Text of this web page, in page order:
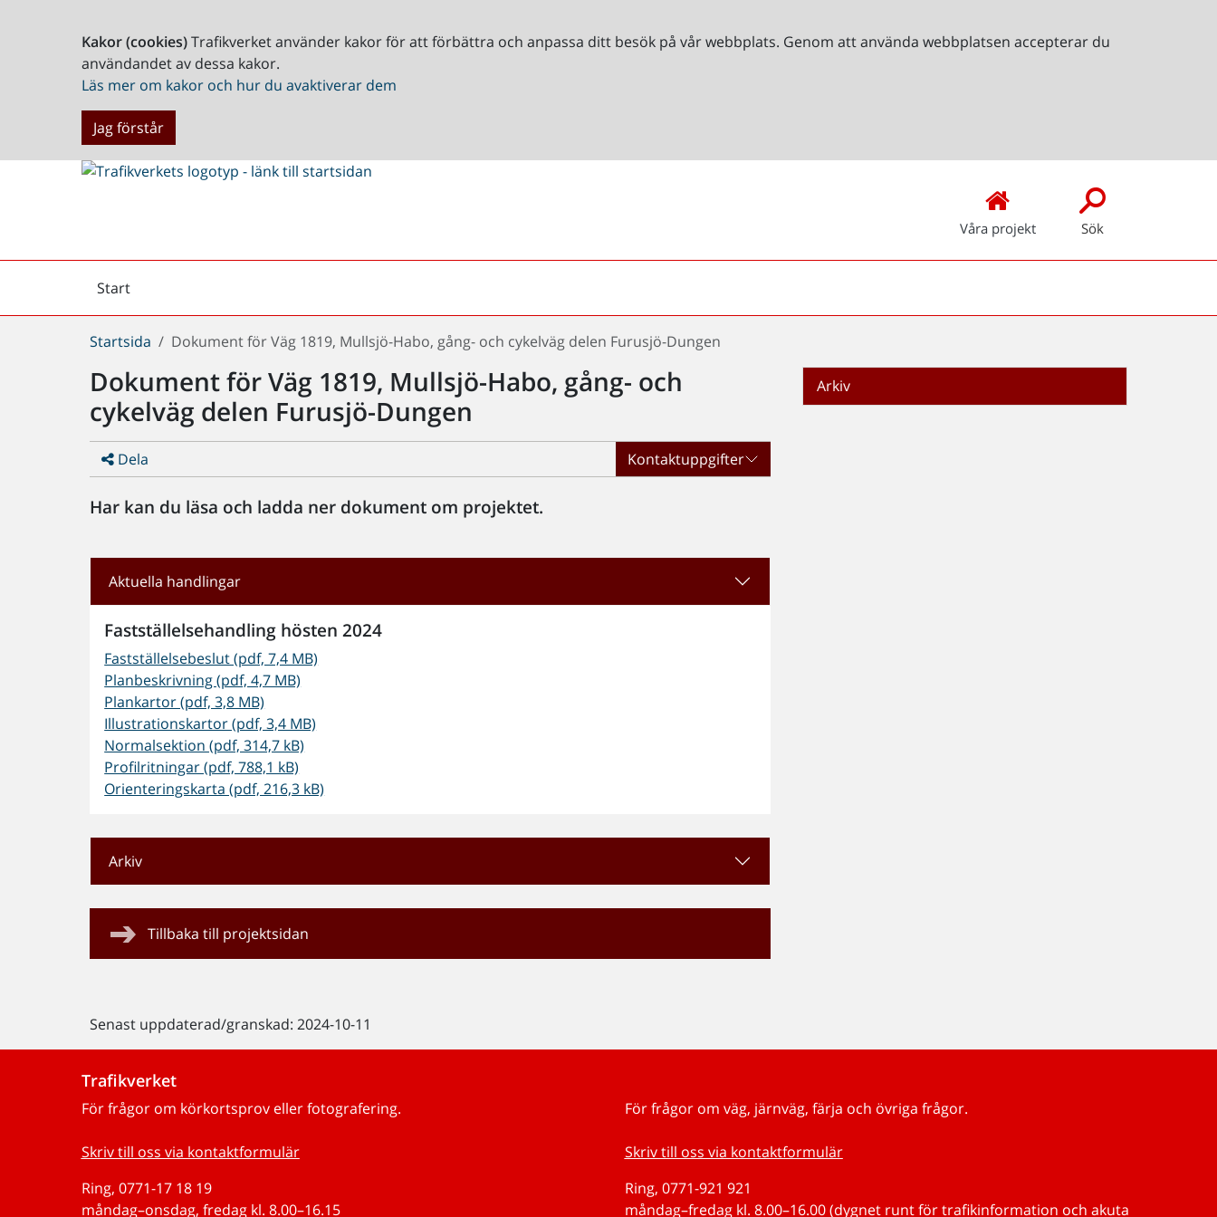
Kakor (cookies)Trafikverket använder kakor för att förbättra och anpassa ditt besök på vår webbplats. Genom att använda webbplatsen accepterar du
användandet av dessa kakor.
Läs mer om kakor och hur du avaktiverar dem
Jag förstår
Våra projekt Sök
Start
Arkiv
Du
här:
Startsida Dokument för Väg 1819, Mullsjö-Habo, gång- och cykelväg delen Furusjö-Dungen
Dokument för Väg 1819, Mullsjö-Habo, gång- och
cykelväg delen Furusjö-Dungen
Dela Kontaktuppgifter
Har kan du läsa och ladda ner dokument om projektet.
Aktuella handlingar
Fastställelsehandling hösten 2024
Fastställelsebeslut (pdf, 7,4 MB)
Planbeskrivning (pdf, 4,7 MB)
Plankartor (pdf, 3,8 MB)
Illustrationskartor (pdf, 3,4 MB)
Normalsektion (pdf, 314,7 kB)
Profilritningar (pdf, 788,1 kB)
Orienteringskarta (pdf, 216,3 kB)
Arkiv
Tillbaka till projektsidan
Senast uppdaterad/granskad: 2024-10-11
Arkiv
Trafikverket
För frågor om körkortsprov eller fotografering.
Skriv till oss via kontaktformulär
Ring, 0771-17 18 19
måndag–onsdag, fredag kl. 8.00–16.15
För frågor om väg, järnväg, färja och övriga frågor.
Skriv till oss via kontaktformulär
Ring, 0771-921 921
måndag–fredag kl. 8.00–16.00 (dygnet runt för trafikinformation och akuta